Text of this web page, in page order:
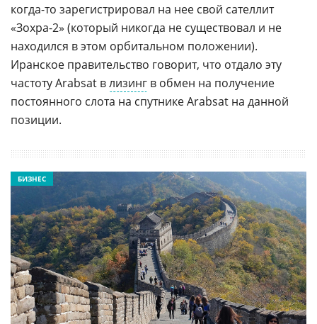
когда-то зарегистрировал на нее свой сателлит
«Зохра-2» (который никогда не существовал и не
находился в этом орбитальном положении).
Иранское правительство говорит, что отдало эту
частоту Arabsat влизинг в обмен на получение
постоянного слота на спутнике Arabsat на данной
позиции.
БИЗНЕС